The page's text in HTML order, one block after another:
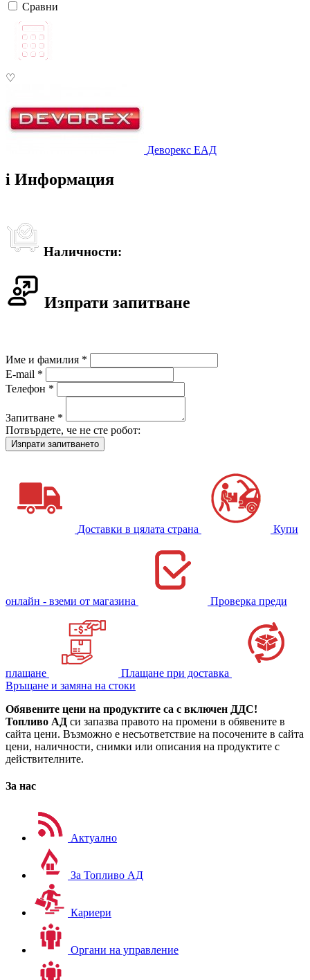
Сравни
♡
Деворекс ЕАД
i Информация
Наличности:
Изпрати запитване
Име и фамилия *
E-mail *
Телефон *
Запитване *
Потвърдете, че не сте робот:
Доставки в цялата страна Купи
онлайн - вземи от магазина Проверка преди
плащане
Плащане при доставка
Връщане и замяна на стоки
Обявените цени на продуктите са с включен ДДС!
Топливо АД си запазва правото на промени в обявените в
сайта цени. Възможно е несъответствие на посочените в сайта
цени, наличности, снимки или описания на продуктите с
действителните.
За нас
Актуално
За Топливо АД
Кариери
Органи на управление